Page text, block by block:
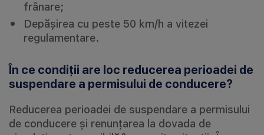
frânare;
Depășirea cu peste 50 km/h a vitezei
regulamentare.
În ce condiții are loc reducerea perioadei de
suspendare a permisului de conducere?
Reducerea perioadei de suspendare a permisului
de conducere și renunțarea la dovada de